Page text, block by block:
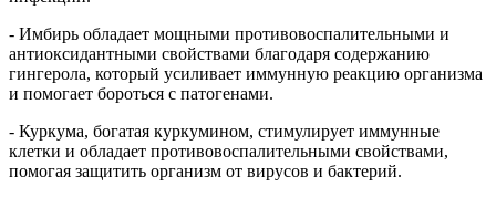
- Имбирь обладает мощными противовоспалительными и
антиоксидантными свойствами благодаря содержанию
гингерола, который усиливает иммунную реакцию организма
и помогает бороться с патогенами.
- Куркума, богатая куркумином, стимулирует иммунные
клетки и обладает противовоспалительными свойствами,
помогая защитить организм от вирусов и бактерий.